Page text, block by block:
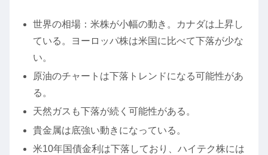
世界の相場：米株が小幅の動き。カナダは上昇し
ている。ヨーロッパ株は米国に比べて下落が少な
い。
原油のチャートは下落トレンドになる可能性があ
る。
天然ガスも下落が続く可能性がある。
貴金属は底強い動きになっている。
米10年国債金利は下落しており、ハイテク株には